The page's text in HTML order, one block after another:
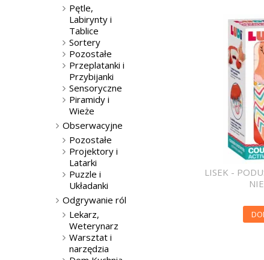
LISEK -
Pętle,
Labirynty i
Tablice
Sortery
Pozostałe
Przeplatanki i
Przybijanki
Sensoryczne
Piramidy i
Wieże
Obserwacyjne
Pozostałe
Projektory i
Latarki
Puzzle i
Układanki
Odgrywanie ról
Lekarz,
Weterynarz
Warsztat i
narzędzia